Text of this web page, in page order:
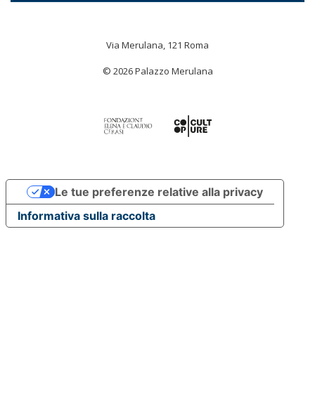
Via Merulana, 121 Roma
© 2026 Palazzo Merulana
Informativa sulla raccolta
Le tue preferenze relative alla privacy